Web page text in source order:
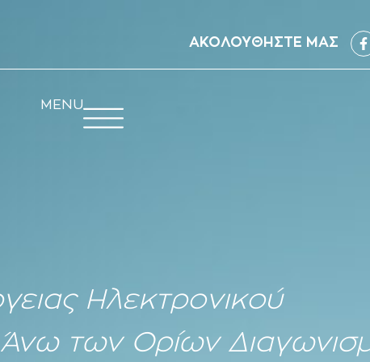
ΑΚΟΛΟΥΘΗΣΤΕ ΜΑΣ
MENU
Ηλεκτρονικού
Άνω των Ορίων